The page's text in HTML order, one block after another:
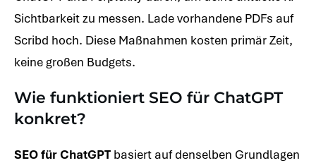
Sichtbarkeit zu messen. Lade vorhandene PDFs auf
Scribd hoch. Diese Maßnahmen kosten primär Zeit,
keine großen Budgets.
Wie funktioniert SEO für ChatGPT
konkret?
SEO für ChatGPT basiert auf denselben Grundlagen